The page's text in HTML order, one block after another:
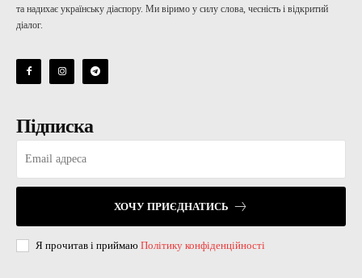
та надихає українську діаспору. Ми віримо у силу слова, чесність і відкритий
діалог.
Підписка
ХОЧУ ПРИЄДНАТИСЬ
Я прочитав і приймаю Політику конфіденційності